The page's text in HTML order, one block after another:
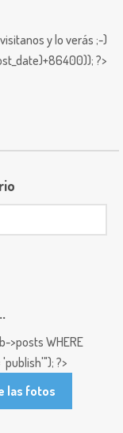
visitanos y lo verás ;-)
?>
>posts WHERE
?>
las fotos